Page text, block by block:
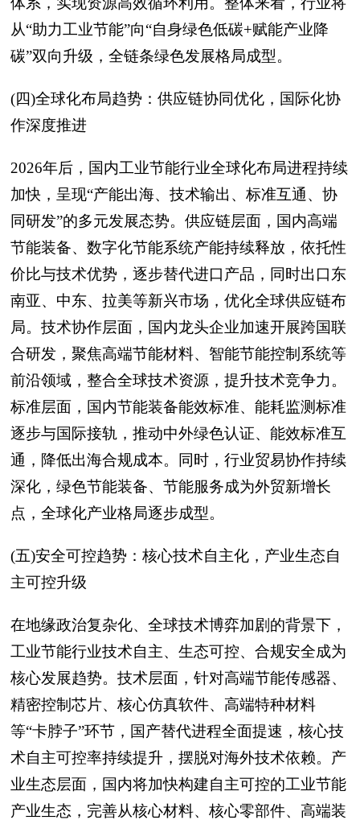
从“助力工业节能”向“自身绿色低碳+赋能产业降
碳”双向升级，全链条绿色发展格局成型。
(四)全球化布局趋势：供应链协同优化，国际化协
作深度推进
2026年后，国内工业节能行业全球化布局进程持续
加快，呈现“产能出海、技术输出、标准互通、协
同研发”的多元发展态势。供应链层面，国内高端
节能装备、数字化节能系统产能持续释放，依托性
价比与技术优势，逐步替代进口产品，同时出口东
南亚、中东、拉美等新兴市场，优化全球供应链布
局。技术协作层面，国内龙头企业加速开展跨国联
合研发，聚焦高端节能材料、智能节能控制系统等
前沿领域，整合全球技术资源，提升技术竞争力。
标准层面，国内节能装备能效标准、能耗监测标准
逐步与国际接轨，推动中外绿色认证、能效标准互
通，降低出海合规成本。同时，行业贸易协作持续
深化，绿色节能装备、节能服务成为外贸新增长
点，全球化产业格局逐步成型。
(五)安全可控趋势：核心技术自主化，产业生态自
主可控升级
在地缘政治复杂化、全球技术博弈加剧的背景下，
工业节能行业技术自主、生态可控、合规安全成为
核心发展趋势。技术层面，针对高端节能传感器、
精密控制芯片、核心仿真软件、高端特种材料
等“卡脖子”环节，国产替代进程全面提速，核心技
术自主可控率持续提升，摆脱对海外技术依赖。产
业生态层面，国内将加快构建自主可控的工业节能
产业生态，完善从核心材料、核心零部件、高端装